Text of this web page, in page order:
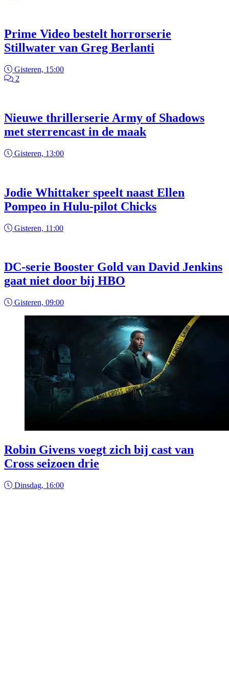
Prime Video bestelt horrorserie
Stillwater van Greg Berlanti
Gisteren, 15:00
2
Nieuwe thrillerserie Army of Shadows
met sterrencast in de maak
Gisteren, 13:00
Jodie Whittaker speelt naast Ellen
Pompeo in Hulu-pilot Chicks
Gisteren, 11:00
DC-serie Booster Gold van David Jenkins
gaat niet door bij HBO
Gisteren, 09:00
Robin Givens voegt zich bij cast van
Cross seizoen drie
Dinsdag, 16:00